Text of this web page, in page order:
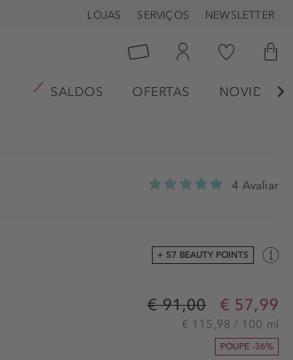
LOJAS SERVIÇOS NEWSLETTER
SALDOS OFERTAS 
4 Avaliar
+ 57 BEAUTY POINTS
€ 91,00 € 57,99
€ 115,98 / 100 ml
POUPE -36%